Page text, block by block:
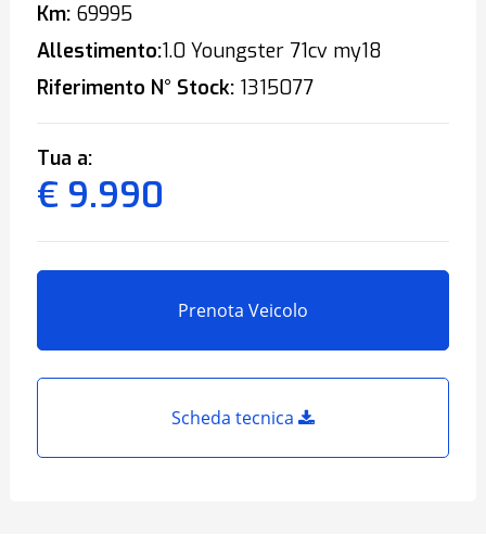
Km:69995
Allestimento:1.0 Youngster 71cv my18
Riferimento N° Stock:1315077
Tua a:
€ 9.990
Prenota Veicolo
Scheda tecnica